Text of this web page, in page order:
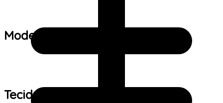
Modelo:
Tecido: